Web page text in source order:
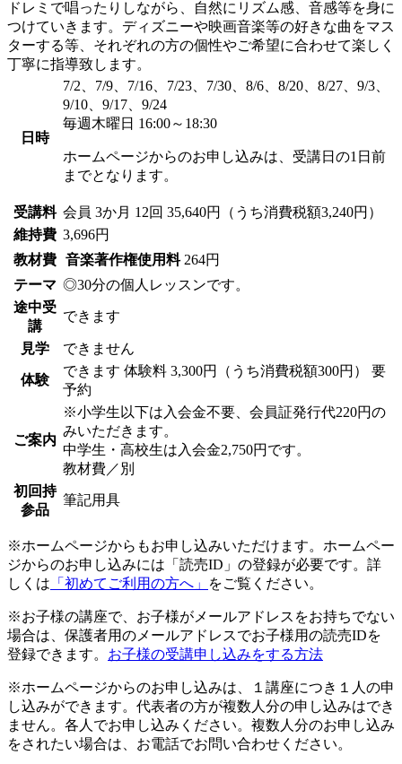
ドレミで唱ったりしながら、自然にリズム感、音感等を身に
つけていきます。ディズニーや映画音楽等の好きな曲をマス
ターする等、それぞれの方の個性やご希望に合わせて楽しく
丁寧に指導致します。
日時
7/2、7/9、7/16、7/23、7/30、8/6、8/20、8/27、9/3、
9/10、9/17、9/24
毎週木曜日 16:00～18:30
ホームページからのお申し込みは、受講日の1日前
までとなります。
受講料 会員 3か月 12回 35,640円（うち消費税額3,240円）
維持費 3,696円
教材費
音楽著作権使用料 264円
テーマ ◎30分の個人レッスンです。
途中受
講
できます
見学 できません
体験
できます 体験料 3,300円（うち消費税額300円） 要
予約
ご案内
※小学生以下は入会金不要、会員証発行代220円の
みいただきます。
中学生・高校生は入会金2,750円です。
教材費／別
初回持
参品
筆記用具
※ホームページからもお申し込みいただけます。ホームペー
ジからのお申し込みには「読売ID」の登録が必要です。詳
しくは 「初めてご利用の方へ」 をご覧ください。
※お子様の講座で、お子様がメールアドレスをお持ちでない
場合は、保護者用のメールアドレスでお子様用の読売IDを
登録できます。 お子様の受講申し込みをする方法
※ホームページからのお申し込みは、１講座につき１人の申
し込みができます。代表者の方が複数人分の申し込みはでき
ません。各人でお申し込みください。複数人分のお申し込み
をされたい場合は、お電話でお問い合わせください。